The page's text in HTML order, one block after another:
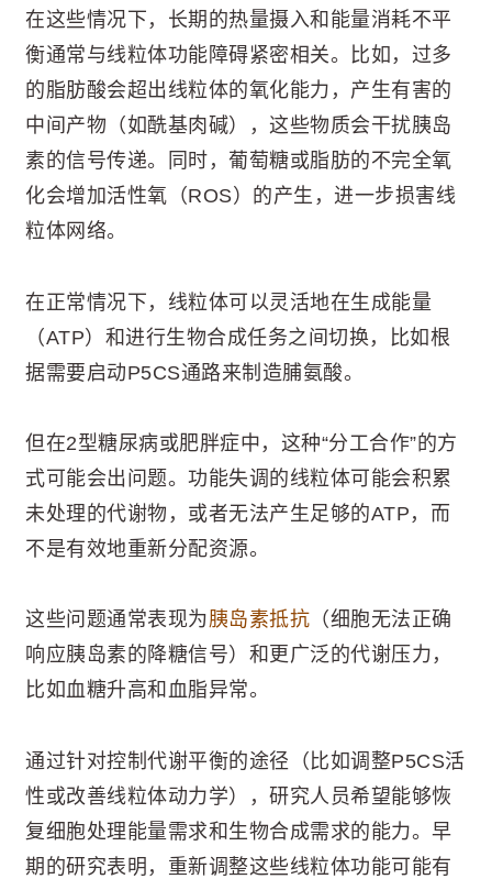
在这些情况下，长期的热量摄入和能量消耗不平
衡通常与线粒体功能障碍紧密相关。比如，过多
的脂肪酸会超出线粒体的氧化能力，产生有害的
中间产物（如酰基肉碱），这些物质会干扰胰岛
素的信号传递。同时，葡萄糖或脂肪的不完全氧
化会增加活性氧（ROS）的产生，进一步损害线
粒体网络。
在正常情况下，线粒体可以灵活地在生成能量
（ATP）和进行生物合成任务之间切换，比如根
据需要启动P5CS通路来制造脯氨酸。
但在2型糖尿病或肥胖症中，这种“分工合作”的方
式可能会出问题。功能失调的线粒体可能会积累
未处理的代谢物，或者无法产生足够的ATP，而
不是有效地重新分配资源。
这些问题通常表现为胰岛素抵抗 （细胞无法正确
响应胰岛素的降糖信号）和更广泛的代谢压力，
比如血糖升高和血脂异常。
通过针对控制代谢平衡的途径（比如调整P5CS活
性或改善线粒体动力学），研究人员希望能够恢
复细胞处理能量需求和生物合成需求的能力。早
期的研究表明，重新调整这些线粒体功能可能有